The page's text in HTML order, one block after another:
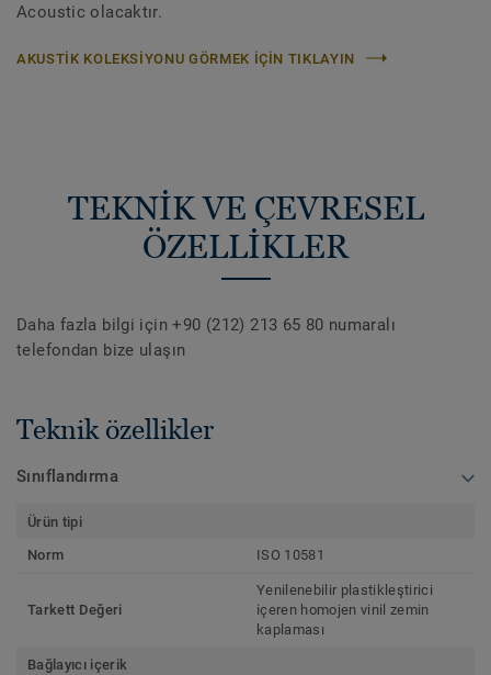
Acoustic olacaktır.
AKUSTIK KOLEKSIYONU GÖRMEK IÇIN TIKLAYIN
TEKNİK VE ÇEVRESEL
ÖZELLİKLER
Daha fazla bilgi için +90 (212) 213 65 80 numaralı
telefondan bize ulaşın
Teknik özellikler
Sınıflandırma
Ürün tipi
Norm
ISO 10581
Tarkett Değeri
Yenilenebilir plastikleştirici
içeren homojen vinil zemin
kaplaması
Bağlayıcı içerik